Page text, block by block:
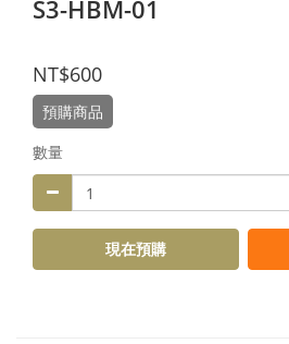
S3-HBM-01
NT$600
預購商品
數量
現在預購